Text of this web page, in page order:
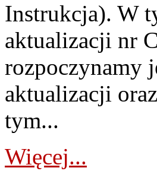
Instrukcja). W
aktualizacji nr
rozpoczynamy
aktualizacji
tym...
Więcej...